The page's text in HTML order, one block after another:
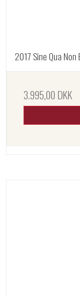
2017 Sine Qua
3.995,00 DKK